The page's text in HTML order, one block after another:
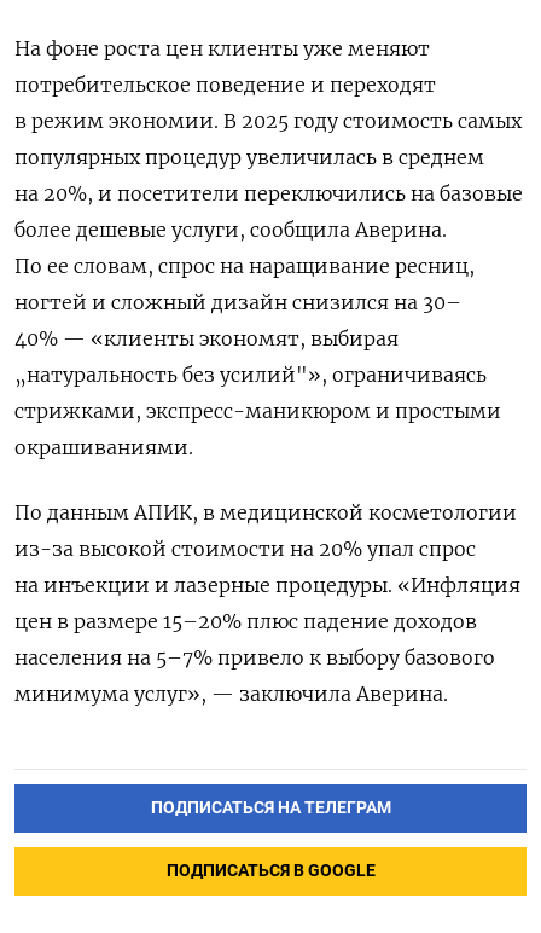
На фоне роста цен клиенты уже меняют
потребительское поведение и переходят
в режим экономии. В 2025 году стоимость самых
популярных процедур увеличилась в среднем
на 20%, и посетители переключились на базовые
более дешевые услуги, сообщила Аверина.
По ее словам, спрос на наращивание ресниц,
ногтей и сложный дизайн снизился на 30–
40% — «клиенты экономят, выбирая
„натуральность без усилий"», ограничиваясь
стрижками, экспресс-маникюром и простыми
окрашиваниями.
По данным АПИК, в медицинской косметологии
из-за высокой стоимости на 20% упал спрос
на инъекции и лазерные процедуры. «Инфляция
цен в размере 15–20% плюс падение доходов
населения на 5–7% привело к выбору базового
минимума услуг», — заключила Аверина.
ПОДПИСАТЬСЯ НА ТЕЛЕГРАМ
ПОДПИСАТЬСЯ В GOOGLE